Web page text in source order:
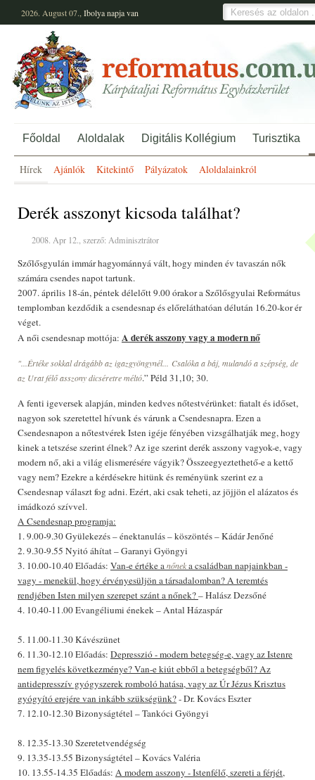
2026. August 07., Ibolyanapja van
Főoldal Aloldalak Digitális Kollégium Turisztika
Hírek Ajánlók Kitekintő Pályázatok Aloldalainkról
Derék asszonyt kicsoda találhat?
2008. Apr 12., szerző: Adminisztrátor
Szőlősgyulán immár hagyománnyá vált, hogy minden év tavaszán nők
számára csendes napot tartunk.
2007. április 18-án, péntek délelőtt 9.00 órakor a Szőlősgyulai Református
templomban kezdődik a csendesnap és előreláthatóan délután 16.20-kor ér
véget.
A női csendesnap mottója: A derék asszony vagy a modern nő
"...Értéke sokkal drágább az igazgyöngynél... Csalóka a báj, mulandó a szépség, de
az Urat félő asszony dicséretre méltó.” Péld 31,10; 30.
A fenti igeversek alapján, minden kedves nőtestvérünket: fiatalt és időset,
nagyon sok szeretettel hívunk és várunk a Csendesnapra. Ezen a
Csendesnapon a nőtestvérek Isten igéje fényében vizsgálhatják meg, hogy
kinek a tetszése szerint élnek? Az ige szerint derék asszony vagyok-e, vagy
modern nő, aki a világ elismerésére vágyik? Összeegyeztethető-e a kettő
vagy nem? Ezekre a kérdésekre hitünk és reményünk szerint ez a
Csendesnap választ fog adni. Ezért, aki csak teheti, az jöjjön el alázatos és
imádkozó szívvel.
A Csendesnap programja:
1. 9.00-9.30 Gyülekezés – énektanulás – köszöntés – Kádár Jenőné
2. 9.30-9.55 Nyitó áhítat – Garanyi Gyöngyi
3. 10.00-10.40 Előadás: Van-e értéke anőneka családban napjainkban -
vagy - menekül, hogy érvényesüljön a társadalomban? A teremtés
rendjében Isten milyen szerepet szánt a nőnek?– Halász Dezsőné
4. 10.40-11.00 Evangéliumi énekek – Antal Házaspár
5. 11.00-11.30 Kávészünet
6. 11.30-12.10 Előadás: Depresszió - modern betegség-e, vagy az Istenre
nem figyelés következménye? Van-e kiút ebből a betegségből? Az
antidepresszív gyógyszerek romboló hatása, vagy az Úr Jézus Krisztus
gyógyító erejére van inkább szükségünk?- Dr. Kovács Eszter
7. 12.10-12.30 Bizonyságtétel – Tankóci Gyöngyi
8. 12.35-13.30 Szeretetvendégség
9. 13.35-13.55 Bizonyságtétel – Kovács Valéria
10. 13.55-14.35 Előadás: A modern asszony - Istenfélő, szereti a férjét,